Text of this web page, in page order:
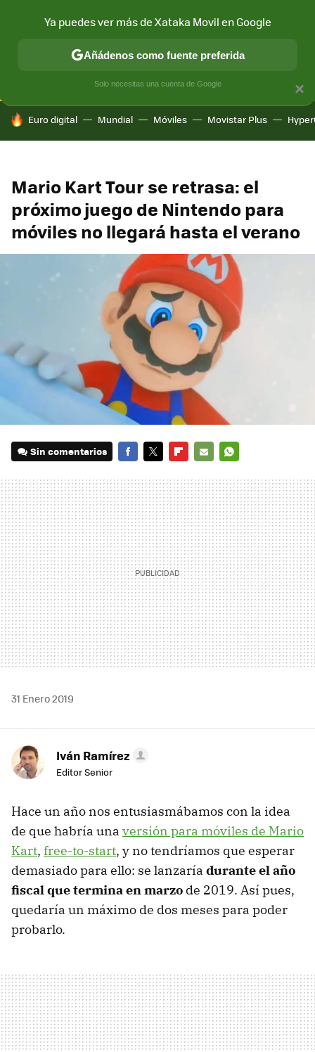
CONECTIVIDAD MÓVIL Y SOCIEDAD APLICACIONES
HOY SE HABLA DE
Euro digital Mundial Móviles Movistar Plus
Mario Kart Tour se retrasa: el
próximo juego de Nintendo para
móviles no llegará hasta el verano
Sin comentarios
MAIL
31 Enero 2019
Iván Ramírez
Editor Senior
Hace un año nos entusiasmábamos con la idea
de que habría una versión para móviles de Mario
Kart, free-to-start, y no tendríamos que esperar
demasiado para ello: se lanzaría durante el año
fiscal que termina en marzo de 2019. Así pues,
quedaría un máximo de dos meses para poder
probarlo.
×
Ya puedes ver más de Xataka Movil en Google
Añádenos como fuente preferida
Solo necesitas una cuenta de Google